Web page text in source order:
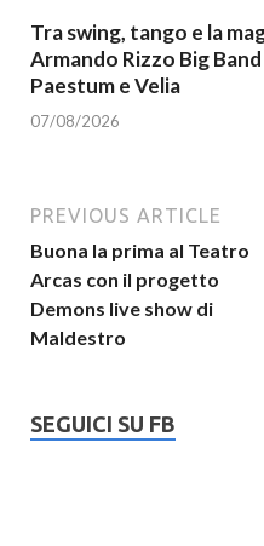
Tra swing, tango e la
Armando Rizzo Big
Paestum e Velia
07/08/2026
PREVIOUS ARTICLE
Buona la prima al Teatro
Arcas con il progetto
Demons live show di
Maldestro
SEGUICI SU FB